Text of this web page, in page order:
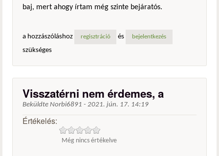
baj, mert ahogy írtam még szinte bejáratós.
a hozzászóláshoz regisztráció és bejelentkezés
szükséges
Visszatérni nem érdemes, a
Beküldte Norbi6891 - 2021. jún. 17. 14:19
Értékelés:
Még nincs értékelve